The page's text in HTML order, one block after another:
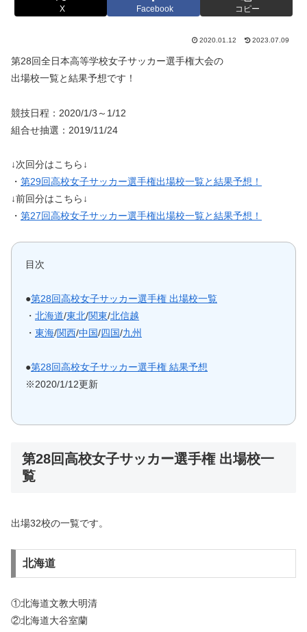
X Facebook コピー
2020.01.12 2023.07.09
第28回全日本高等学校女子サッカー選手権大会の
出場校一覧と結果予想です！
競技日程：2020/1/3～1/12
組合せ抽選：2019/11/24
↓次回分はこちら↓
・ 第29回高校女子サッカー選手権出場校一覧と結果予想！
↓前回分はこちら↓
・ 第27回高校女子サッカー選手権出場校一覧と結果予想！
目次
●第28回高校女子サッカー選手権 出場校一覧
・ 北海道/東北/関東/北信越
・ 東海/関西/中国/四国/九州
●第28回高校女子サッカー選手権 結果予想
※2020/1/12更新
第28回高校女子サッカー選手権 出場校一
覧
出場32校の一覧です。
北海道
①北海道文教大明清
②北海道大谷室蘭